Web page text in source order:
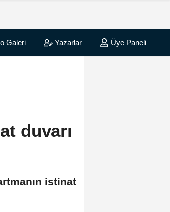
Galeri Yazarlar Üye Paneli
duvarı
istinat